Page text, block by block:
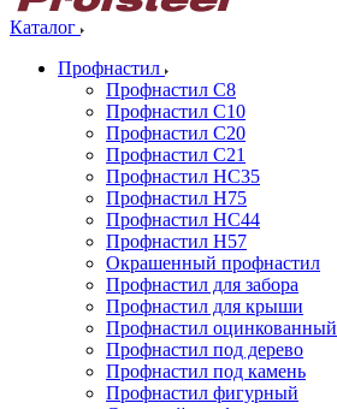
Каталог
Профнастил
Профнастил С8
Профнастил С10
Профнастил С20
Профнастил С21
Профнастил НС35
Профнастил Н75
Профнастил HC44
Профнастил Н57
Окрашенный профнастил
Профнастил для забора
Профнастил для крыши
Профнастил оцинкованный
Профнастил под дерево
Профнастил под камень
Профнастил фигурный